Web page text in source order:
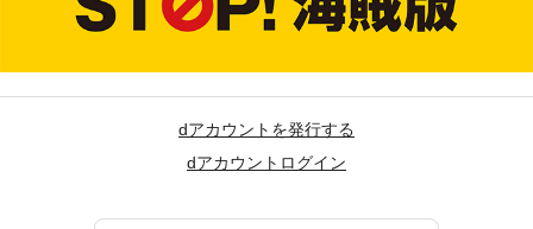
dアカウントを発行する
dアカウントログイン